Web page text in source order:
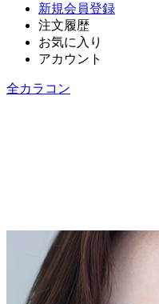
新規会員登録
注文履歴
お気に入り
アカウント
全カラコン